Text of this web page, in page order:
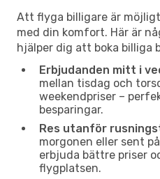
Att flyga billigare är
med din komfort. Här är
hjälper dig att boka billiga
Erbjudanden mitt i
mellan tisdag och
weekendpriser –
besparingar.
Res utanför
morgonen eller sent
erbjuda bättre priser
flygplatsen.